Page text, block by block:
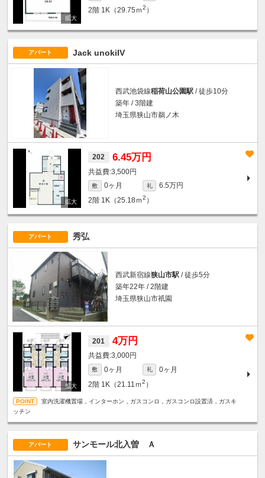
2階 1K（29.75ｍ2 ）
アパート Jack unokiIV
西武池袋線稲荷山公園駅 / 徒歩10分
築年 / 3階建
埼玉県狭山市鵜ノ木
202 6.45万円
3,500円
敷 0ヶ月 礼
6.5万円
2階 1K（25.18ｍ2 ）
アパート 秀弘
西武新宿線狭山市駅 / 徒歩5分
築年22年 / 2階建
埼玉県狭山市祇園
201 4万円
3,000円
敷 0ヶ月 礼
0ヶ月
2階 1K（21.11ｍ2 ）
室内洗濯機置場，インターホン，ガスコンロ，ガスコンロ設置済，ガスキ
ッチン
アパート サンモール北入曽 Ａ